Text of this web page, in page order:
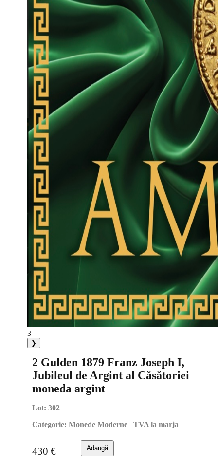
3
❯
2 Gulden 1879 Franz Joseph I,
Jubileul de Argint al Căsătoriei
moneda argint
Lot: 302
Categorie: Monede Moderne TVA la marja
430 € Adaugă